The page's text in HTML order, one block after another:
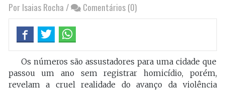
Por Isaias Rocha / Comentários (0)
Os números são assustadores para uma cidade que
passou um ano sem registrar homicídio, porém,
revelam a cruel realidade do avanço da violência